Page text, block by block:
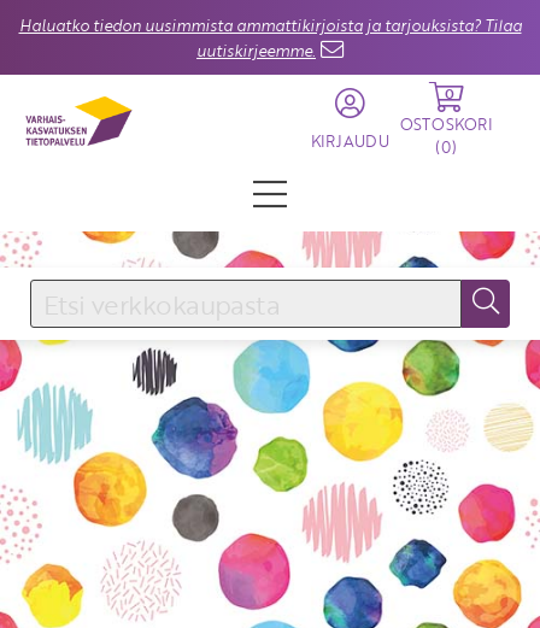
Haluatko tiedon uusimmista ammattikirjoista ja tarjouksista? Tilaa
uutiskirjeemme.
KIRJAUDU
0
OSTOSKORI
(0)
KIRJAUDU SISÄÄN
Käyttäjätunnus
Salasana
Unohtuiko salasana?
KIRJAUDU SISÄÄN